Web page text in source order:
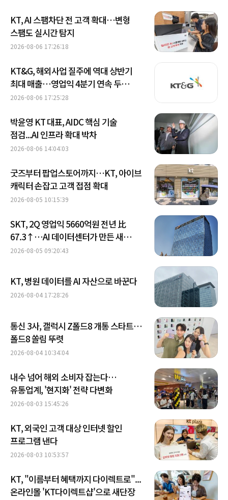
KT, AI 스팸차단 전 고객 확대…변형
스팸도 실시간 탐지
2026-08-06 17:26:18
KT&G, 해외사업 질주에 역대 상반기
최대 매출…영업익 4분기 연속 두
자릿수 성장
2026-08-06 17:25:28
박윤영 KT 대표, AIDC 핵심 기술
점검...AI 인프라 확대 박차
2026-08-06 14:04:03
굿즈부터 팝업스토어까지…KT, 아이브
캐릭터 손잡고 고객 접점 확대
2026-08-05 10:15:39
SKT, 2Q 영업익 5660억원 전년 比
67.3↑…AI 데이터센터가 만든 새
성장축
2026-08-05 09:20:43
KT, 병원 데이터를 AI 자산으로 바꾼다
2026-08-04 17:28:26
통신 3사, 갤럭시 Z폴드8 개통 스타트…
폴드8 쏠림 뚜렷
2026-08-04 10:34:04
내수 넘어 해외 소비자 잡는다…
유통업계, '현지화' 전략 다변화
2026-08-03 15:45:26
KT, 외국인 고객 대상 인터넷 할인
프로그램 낸다
2026-08-03 10:53:57
KT, "이름부터 혜택까지 다이렉트로"...
온라인몰 'KT다이렉트샵'으로 새단장